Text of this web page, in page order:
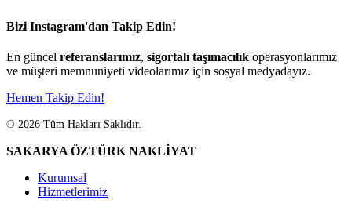
Bizi Instagram'dan Takip Edin!
En güncel referanslarımız, sigortalı taşımacılık operasyonlarımız
ve müşteri memnuniyeti videolarımız için sosyal medyadayız.
Hemen Takip Edin!
© 2026 Tüm Hakları Saklıdır.
SAKARYA ÖZTÜRK NAKLİYAT
Kurumsal
Hizmetlerimiz